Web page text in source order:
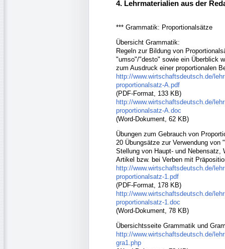
4. Lehrmaterialien aus der
*** Grammatik: Proportionalsätze
Übersicht Grammatik:
Regeln zur Bildung von
"umso"/"desto" sowie ein Überblick
zum Ausdruck einer proportionalen
http://www.wirtschaftsdeutsch.de/
proportionalsatz-A.pdf
(PDF-Format, 133 KB)
http://www.wirtschaftsdeutsch.de/
proportionalsatz-A.doc
(Word-Dokument, 62 KB)
Übungen zum Gebrauch von
20 Übungsätze zur Verwendung
Stellung von Haupt- und Nebensatz,
Artikel bzw. bei Verben mit
http://www.wirtschaftsdeutsch.de/
proportionalsatz-1.pdf
(PDF-Format, 178 KB)
http://www.wirtschaftsdeutsch.de/
proportionalsatz-1.doc
(Word-Dokument, 78 KB)
Übersichtsseite Grammatik und
http://www.wirtschaftsdeutsch.de/
gra1.php